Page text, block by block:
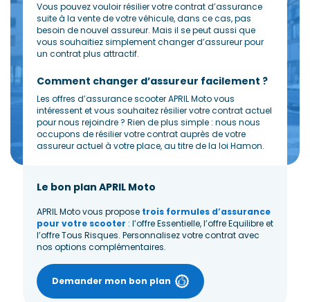
Vous pouvez vouloir résilier votre contrat d’assurance
suite à la vente de votre véhicule, dans ce cas, pas
besoin de nouvel assureur. Mais il se peut aussi que
vous souhaitiez simplement changer d’assureur pour
un contrat plus attractif.
Comment changer d’assureur facilement ?
Les offres d’assurance scooter APRIL Moto vous
intéressent et vous souhaitez résilier votre contrat actuel
pour nous rejoindre ? Rien de plus simple : nous nous
occupons de résilier votre contrat auprès de votre
assureur actuel à votre place, au titre de la loi Hamon.
Le bon plan APRIL Moto
APRIL Moto vous propose trois formules d’assurance
pour votre scooter : l’offre Essentielle, l’offre Equilibre et
l’offre Tous Risques. Personnalisez votre contrat avec
nos options complémentaires.
Demander mon bon plan